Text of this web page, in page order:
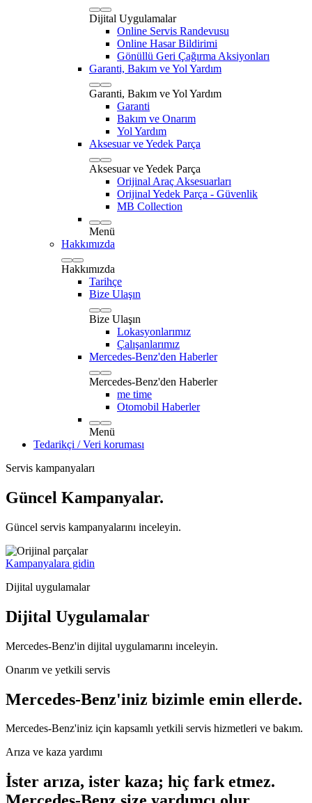
Dijital Uygulamalar
Online Servis Randevusu
Online Hasar Bildirimi
Gönüllü Geri Çağırma Aksiyonları
Garanti, Bakım ve Yol Yardım
Garanti, Bakım ve Yol Yardım
Garanti
Bakım ve Onarım
Yol Yardım
Aksesuar ve Yedek Parça
Aksesuar ve Yedek Parça
Orijinal Araç Aksesuarları
Orijinal Yedek Parça - Güvenlik
MB Collection
Menü
Hakkımızda
Hakkımızda
Tarihçe
Bize Ulaşın
Bize Ulaşın
Lokasyonlarımız
Çalışanlarımız
Mercedes-Benz'den Haberler
Mercedes-Benz'den Haberler
me time
Otomobil Haberler
Menü
Tedarikçi / Veri koruması
Servis kampanyaları
Güncel Kampanyalar.
Güncel servis kampanyalarını inceleyin.
Kampanyalara gidin
Dijital uygulamalar
Dijital Uygulamalar
Mercedes-Benz'in dijital uygulamarını inceleyin.
Onarım ve yetkili servis
Mercedes-Benz'iniz bizimle emin ellerde.
Mercedes-Benz'iniz için kapsamlı yetkili servis hizmetleri ve bakım.
Arıza ve kaza yardımı
İster arıza, ister kaza; hiç fark etmez.